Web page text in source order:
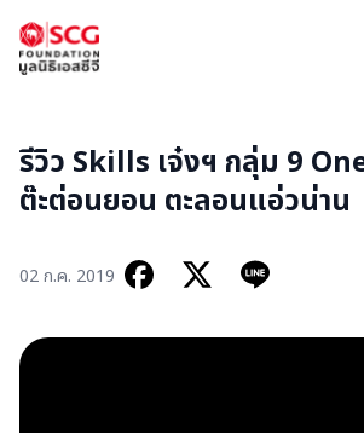
รีวิว Skills เจ๋งฯ กลุ่ม 9
ต๊ะต่อนยอน ตะลอนแอ่วน่าน
02 ก.ค. 2019